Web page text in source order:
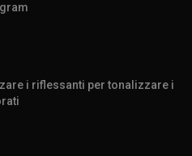
i riflessanti per tonalizzare i